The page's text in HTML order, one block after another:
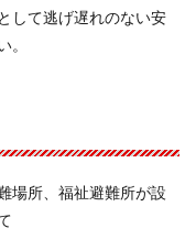
して逃げ遅れのない安
。
場所、福祉避難所が設